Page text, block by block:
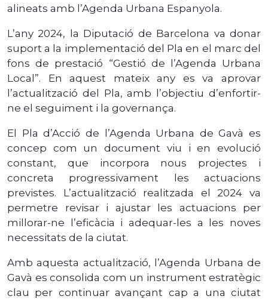
alineats amb l’Agenda Urbana Espanyola.
L’any 2024, la Diputació de Barcelona va donar
suport a la implementació del Pla en el marc del
fons de prestació “Gestió de l’Agenda Urbana
Local”. En aquest mateix any es va aprovar
l’actualització del Pla, amb l’objectiu d’enfortir-
ne el seguiment i la governança.
El Pla d’Acció de l’Agenda Urbana de Gavà es
concep com un document viu i en evolució
constant, que incorpora nous projectes i
concreta progressivament les actuacions
previstes. L’actualització realitzada el 2024 va
permetre revisar i ajustar les actuacions per
millorar-ne l’eficàcia i adequar-les a les noves
necessitats de la ciutat.
Amb aquesta actualització, l’Agenda Urbana de
Gavà es consolida com un instrument estratègic
clau per continuar avançant cap a una ciutat